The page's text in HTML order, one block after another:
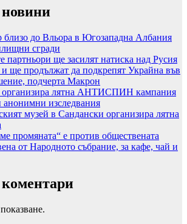
близо до Вльора в Югозападна Албания
сгради
партньори ще засилят натиска над Русия
и ще продължат да подкрепят Украйна във
подчерта Макрон
лятна АНТИСПИН кампания
анонимни изследвания
музей в Сандански организира лятна
промяната“ е против обществената
от Народното събрание, за кафе, чай и